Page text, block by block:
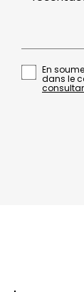
En
dans le